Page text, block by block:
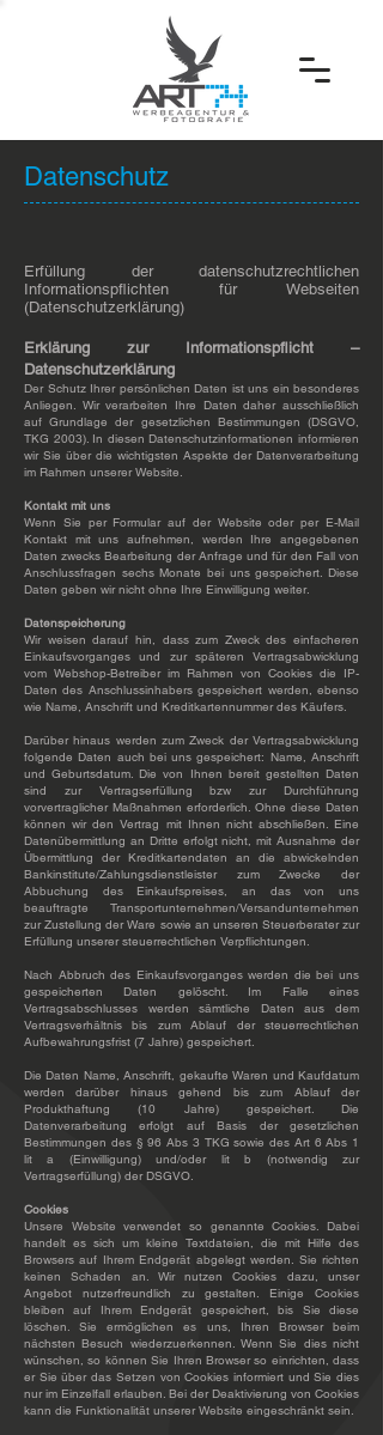
Datenschutz
Erfüllung der datenschutzrechtlichen
Informationspflichten für Webseiten
(Datenschutzerklärung)
Erklärung zur Informationspflicht –
Datenschutzerklärung
Der Schutz Ihrer persönlichen Daten ist uns ein besonderes
Anliegen. Wir verarbeiten Ihre Daten daher ausschließlich
auf Grundlage der gesetzlichen Bestimmungen (DSGVO,
TKG 2003). In diesen Datenschutzinformationen informieren
wir Sie über die wichtigsten Aspekte der Datenverarbeitung
im Rahmen unserer Website.
Kontakt mit uns
Wenn Sie per Formular auf der Website oder per E-Mail
Kontakt mit uns aufnehmen, werden Ihre angegebenen
Daten zwecks Bearbeitung der Anfrage und für den Fall von
Anschlussfragen sechs Monate bei uns gespeichert. Diese
Daten geben wir nicht ohne Ihre Einwilligung weiter.
Datenspeicherung
Wir weisen darauf hin, dass zum Zweck des einfacheren
Einkaufsvorganges und zur späteren Vertragsabwicklung
vom Webshop-Betreiber im Rahmen von Cookies die IP-
Daten des Anschlussinhabers gespeichert werden, ebenso
wie Name, Anschrift und Kreditkartennummer des Käufers.
Darüber hinaus werden zum Zweck der Vertragsabwicklung
folgende Daten auch bei uns gespeichert: Name, Anschrift
und Geburtsdatum. Die von Ihnen bereit gestellten Daten
sind zur Vertragserfüllung bzw zur Durchführung
vorvertraglicher Maßnahmen erforderlich. Ohne diese Daten
können wir den Vertrag mit Ihnen nicht abschließen. Eine
Datenübermittlung an Dritte erfolgt nicht, mit Ausnahme der
Übermittlung der Kreditkartendaten an die abwickelnden
Bankinstitute/Zahlungsdienstleister zum Zwecke der
Abbuchung des Einkaufspreises, an das von uns
beauftragte Transportunternehmen/Versandunternehmen
zur Zustellung der Ware sowie an unseren Steuerberater zur
Erfüllung unserer steuerrechtlichen Verpflichtungen.
Nach Abbruch des Einkaufsvorganges werden die bei uns
gespeicherten Daten gelöscht. Im Falle eines
Vertragsabschlusses werden sämtliche Daten aus dem
Vertragsverhältnis bis zum Ablauf der steuerrechtlichen
Aufbewahrungsfrist (7 Jahre) gespeichert.
Die Daten Name, Anschrift, gekaufte Waren und Kaufdatum
werden darüber hinaus gehend bis zum Ablauf der
Produkthaftung (10 Jahre) gespeichert. Die
Datenverarbeitung erfolgt auf Basis der gesetzlichen
Bestimmungen des § 96 Abs 3 TKG sowie des Art 6 Abs 1
lit a (Einwilligung) und/oder lit b (notwendig zur
Vertragserfüllung) der DSGVO.
Cookies
Unsere Website verwendet so genannte Cookies. Dabei
handelt es sich um kleine Textdateien, die mit Hilfe des
Browsers auf Ihrem Endgerät abgelegt werden. Sie richten
keinen Schaden an. Wir nutzen Cookies dazu, unser
Angebot nutzerfreundlich zu gestalten. Einige Cookies
bleiben auf Ihrem Endgerät gespeichert, bis Sie diese
löschen. Sie ermöglichen es uns, Ihren Browser beim
nächsten Besuch wiederzuerkennen. Wenn Sie dies nicht
wünschen, so können Sie Ihren Browser so einrichten, dass
er Sie über das Setzen von Cookies informiert und Sie dies
nur im Einzelfall erlauben. Bei der Deaktivierung von Cookies
kann die Funktionalität unserer Website eingeschränkt sein.